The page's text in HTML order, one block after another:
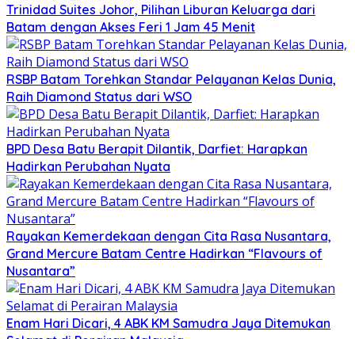
Trinidad Suites Johor, Pilihan Liburan Keluarga dari
Batam dengan Akses Feri 1 Jam 45 Menit
RSBP Batam Torehkan Standar Pelayanan Kelas Dunia,
Raih Diamond Status dari WSO
BPD Desa Batu Berapit Dilantik, Darfiet: Harapkan
Hadirkan Perubahan Nyata
Rayakan Kemerdekaan dengan Cita Rasa Nusantara,
Grand Mercure Batam Centre Hadirkan “Flavours of
Nusantara”
Enam Hari Dicari, 4 ABK KM Samudra Jaya Ditemukan